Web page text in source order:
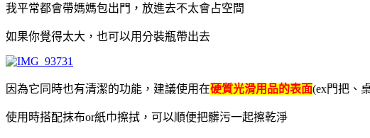
我平常都會帶媽媽包出門，放進去不太會占空間
如果你覺得太大，也可以用分裝瓶帶出去
因為它同時也有清潔的功能，建議使用在硬質光滑用品的表面(ex門把、
使用時搭配抹布or紙巾擦拭，可以順便把髒污一起擦乾淨